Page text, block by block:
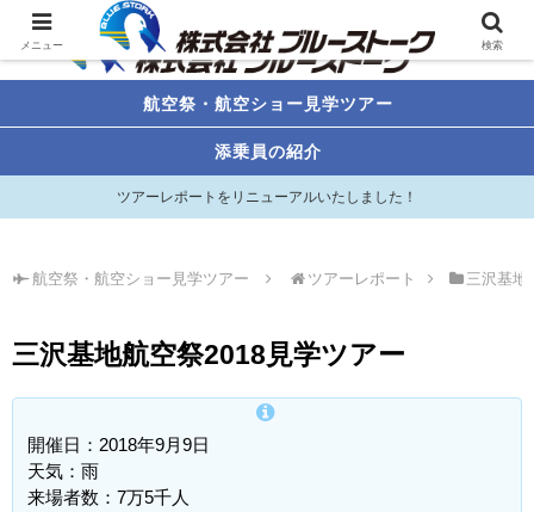
航空祭・航空ショー見学ツアー
添乗員の紹介
ツアーレポートをリニューアルいたしました！
航空祭・航空ショー見学ツアー ツアーレポート 三沢基地
三沢基地航空祭2018見学ツアー
開催日：2018年9月9日
天気：雨
来場者数：7万5千人
メニュー 検索